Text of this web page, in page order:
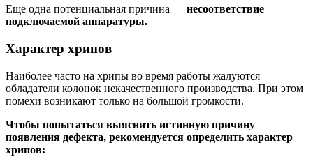
Еще одна потенциальная причина — несоответствие
подключаемой аппаратуры.
Характер хрипов
Наиболее часто на хрипы во время работы жалуются
обладатели колонок некачественного производства. При этом
помехи возникают только на большой громкости.
Чтобы попытаться выяснить истинную причину
появления дефекта, рекомендуется определить характер
хрипов: